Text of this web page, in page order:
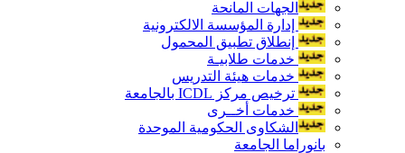
الجهات المانحة
إدارة المؤسسة الالكترونية
إنطلاق تطبيق المحمول
خدمات طلابيـة
خدمات هيئة التدريس
ترخيص مركز ICDL بالجامعة
خدمات أخــرى
الشكاوى الحكومية الموحدة
بانوراما الجامعة